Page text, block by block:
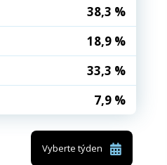
38,3 %
18,9 %
33,3 %
7,9 %
Vyberte týden